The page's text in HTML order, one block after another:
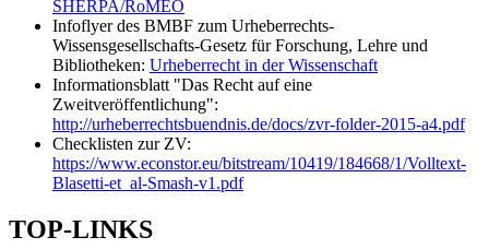
SHERPA/RoMEO
Infoflyer des BMBF zum Urheberrechts-
Wissensgesellschafts-Gesetz für Forschung, Lehre und
Bibliotheken: Urheberrecht in der Wissenschaft
Informationsblatt "Das Recht auf eine
Zweitveröffentlichung":
http://urheberrechtsbuendnis.de/docs/zvr-folder-2015-a4.pdf
Checklisten zur ZV:
https://www.econstor.eu/bitstream/10419/184668/1/Volltext-
Blasetti-et_al-Smash-v1.pdf
TOP-LINKS